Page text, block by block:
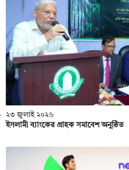
২৩ জুলাই ২০২৬
ইসলামী ব্যাংকের গ্রাহক সমাবেশ অনুষ্ঠিত